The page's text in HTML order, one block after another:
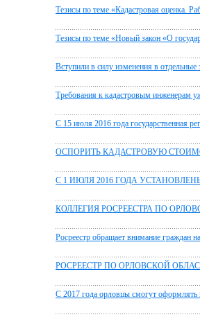
Тезисы по теме «Кадастровая оценка.
Тезисы по теме «Новый закон «О
Вступили в силу изменения в отдельные
Требования к кадастровым инженерам
С 15 июля 2016 года государственная
ОСПОРИТЬ КАДАСТРОВУЮ
С 1 ИЮЛЯ 2016 ГОДА
КОЛЛЕГИЯ РОСРЕЕСТРА ПО
Росреестр обращает внимание граждан
РОСРЕЕСТР ПО ОРЛОВСКОЙ
С 2017 года орловцы смогут оформлять